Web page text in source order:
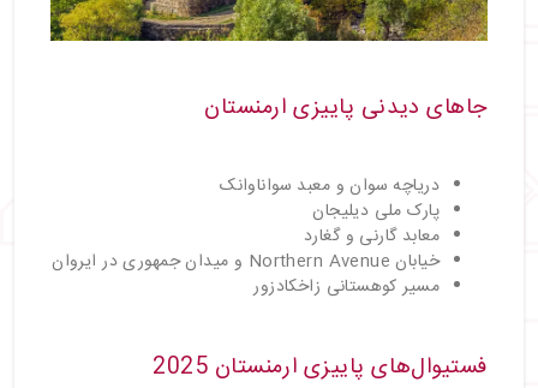
جاهای دیدنی پاییزی ارمنستان
دریاچه سوان و معبد سواناوانک
پارک ملی دیلیجان
معابد گارنی و گغارد
خیابان Northern Avenue و میدان جمهوری در ایروان
مسیر کوهستانی زاخکادزور
فستیوال‌های پاییزی ارمنستان 2025